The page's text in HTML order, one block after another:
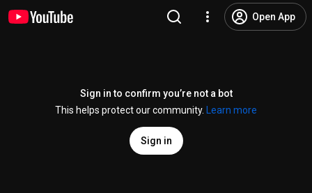
Open App
Sign in to confirm you’re not a bot
This helps protect our community.
Learn more
Sign in